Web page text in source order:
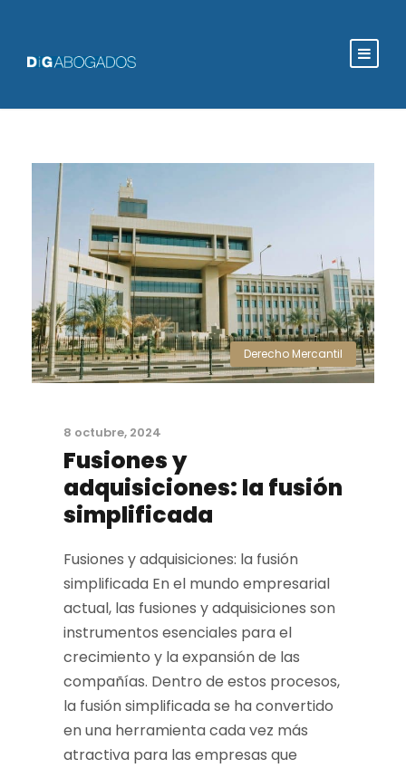
Derecho Mercantil
8 octubre, 2024
Fusiones y
adquisiciones: la fusión
simplificada
Fusiones y adquisiciones: la fusión
simplificada En el mundo empresarial
actual, las fusiones y adquisiciones son
instrumentos esenciales para el
crecimiento y la expansión de las
compañías. Dentro de estos procesos,
la fusión simplificada se ha convertido
en una herramienta cada vez más
atractiva para las empresas que